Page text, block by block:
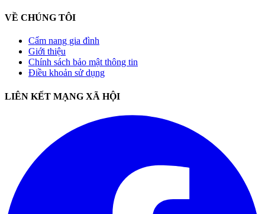
VỀ CHÚNG TÔI
Cẩm nang gia đình
Giới thiệu
Chính sách bảo mật thông tin
Điều khoản sử dụng
LIÊN KẾT MẠNG XÃ HỘI